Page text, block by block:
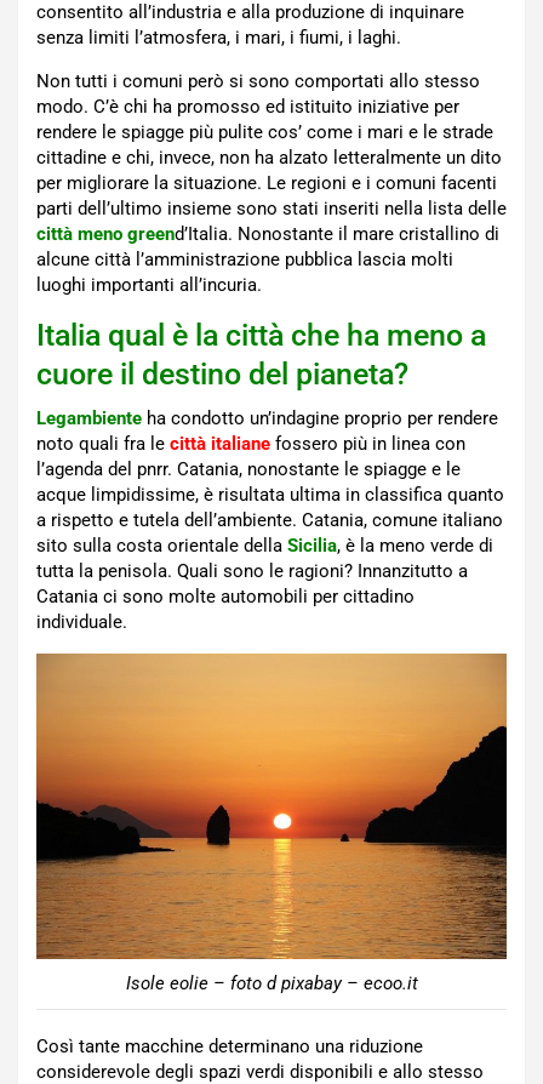
consentito all’industria e alla produzione di inquinare
senza limiti l’atmosfera, i mari, i fiumi, i laghi.
Non tutti i comuni però si sono comportati allo stesso
modo. C’è chi ha promosso ed istituito iniziative per
rendere le spiagge più pulite cos’ come i mari e le strade
cittadine e chi, invece, non ha alzato letteralmente un dito
per migliorare la situazione. Le regioni e i comuni facenti
parti dell’ultimo insieme sono stati inseriti nella lista delle
città meno greend’Italia. Nonostante il mare cristallino di
alcune città l’amministrazione pubblica lascia molti
luoghi importanti all’incuria.
Italia qual è la città che ha meno a
cuore il destino del pianeta?
Legambiente ha condotto un’indagine proprio per rendere
noto quali fra le città italiane fossero più in linea con
l’agenda del pnrr. Catania, nonostante le spiagge e le
acque limpidissime, è risultata ultima in classifica quanto
a rispetto e tutela dell’ambiente. Catania, comune italiano
sito sulla costa orientale della Sicilia, è la meno verde di
tutta la penisola. Quali sono le ragioni? Innanzitutto a
Catania ci sono molte automobili per cittadino
individuale.
Isole eolie – foto d pixabay – ecoo.it
Così tante macchine determinano una riduzione
considerevole degli spazi verdi disponibili e allo stesso